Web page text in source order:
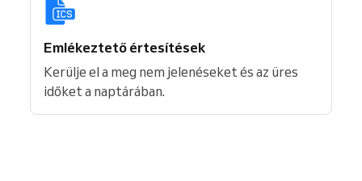
Emlékeztető értesítések
Kerülje el a meg nem jelenéseket és az üres
időket a naptárában.